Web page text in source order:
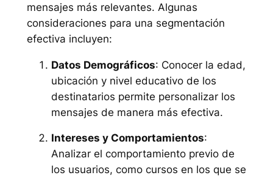
mensajes más relevantes. Algunas
consideraciones para una segmentación
efectiva incluyen:
Datos Demográficos: Conocer la edad,
ubicación y nivel educativo de los
destinatarios permite personalizar los
mensajes de manera más efectiva.
Intereses y Comportamientos:
Analizar el comportamiento previo de
los usuarios, como cursos en los que se